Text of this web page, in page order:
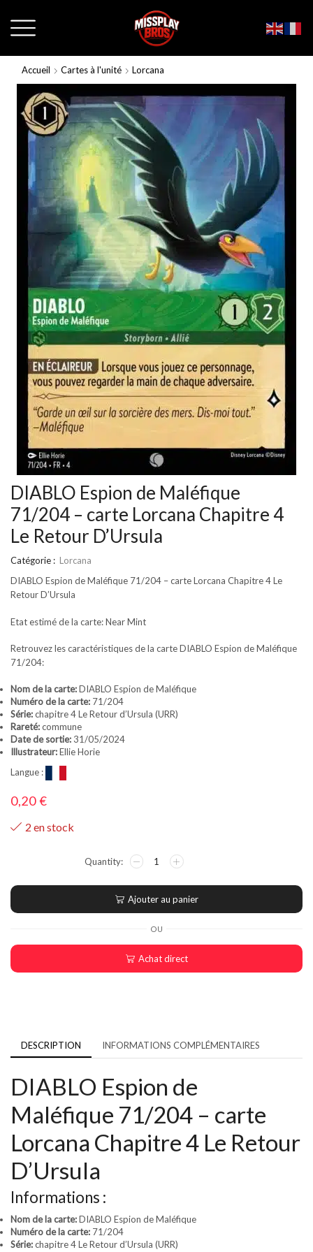
Accueil Cartes à l'unité Lorcana
DIABLO Espion de Maléfique
71/204 – carte Lorcana Chapitre 4
Le Retour D’Ursula
Catégorie : Lorcana
DIABLO Espion de Maléfique 71/204 – carte Lorcana Chapitre 4 Le
Retour D’Ursula
Etat estimé de la carte: Near Mint
Retrouvez les caractéristiques de la carte DIABLO Espion de Maléfique
71/204:
Nom de la carte:DIABLO Espion de Maléfique
Numéro de la carte: 71/204
Série:chapitre 4 Le Retour d’Ursula (URR)
Rareté:commune
Date de sortie: 31/05/2024
Illustrateur:Ellie Horie
Langue :
0,20€
2 en stock
Ajouter au panier
OU
Achat direct
DESCRIPTION INFORMATIONS COMPLÉMENTAIRES
DIABLO Espion de
Maléfique 71/204 – carte
Lorcana Chapitre 4 Le Retour
D’Ursula
Informations :
Nom de la carte:DIABLO Espion de Maléfique
Numéro de la carte: 71/204
Série:chapitre 4 Le Retour d’Ursula (URR)